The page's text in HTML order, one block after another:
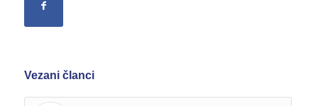
Vezani članci